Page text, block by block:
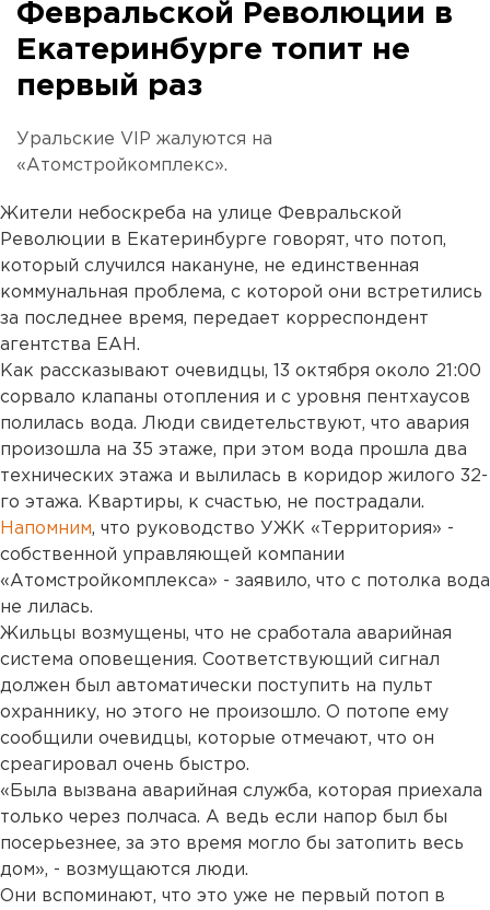
Февральской Революции в
Екатеринбурге топит не
первый раз
Уральские VIP жалуются на
«Атомстройкомплекс».
Жители небоскреба на улице Февральской
Революции в Екатеринбурге говорят, что потоп,
который случился накануне, не единственная
коммунальная проблема, с которой они встретились
за последнее время, передает корреспондент
агентства ЕАН.
Как рассказывают очевидцы, 13 октября около 21:00
сорвало клапаны отопления и с уровня пентхаусов
полилась вода. Люди свидетельствуют, что авария
произошла на 35 этаже, при этом вода прошла два
технических этажа и вылилась в коридор жилого 32-
го этажа. Квартиры, к счастью, не пострадали.
Напомним, что руководство УЖК «Территория» -
собственной управляющей компании
«Атомстройкомплекса» - заявило, что с потолка вода
не лилась.
Жильцы возмущены, что не сработала аварийная
система оповещения. Соответствующий сигнал
должен был автоматически поступить на пульт
охраннику, но этого не произошло. О потопе ему
сообщили очевидцы, которые отмечают, что он
среагировал очень быстро.
«Была вызвана аварийная служба, которая приехала
только через полчаса. А ведь если напор был бы
посерьезнее, за это время могло бы затопить весь
дом», - возмущаются люди.
Они вспоминают, что это уже не первый потоп в